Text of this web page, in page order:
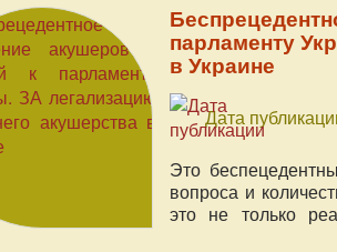
парламенту
в Украине
Дата
Это
вопроса и
это не только